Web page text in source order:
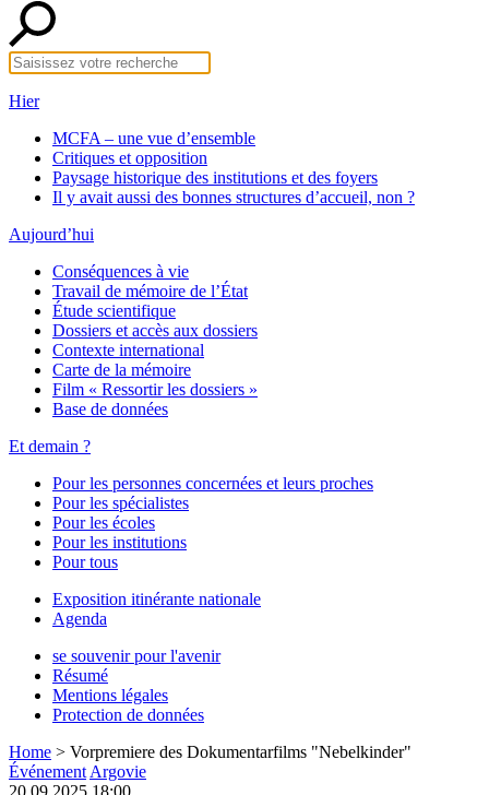
Hier
MCFA – une vue d’ensemble
Critiques et opposition
Paysage historique des institutions et des foyers
Il y avait aussi des bonnes structures d’accueil, non ?
Aujourd’hui
Conséquences à vie
Travail de mémoire de l’État
Étude scientifique
Dossiers et accès aux dossiers
Contexte international
Carte de la mémoire
Film « Ressortir les dossiers »
Base de données
Et demain ?
Pour les personnes concernées et leurs proches
Pour les spécialistes
Pour les écoles
Pour les institutions
Pour tous
Exposition itinérante nationale
Agenda
se souvenir pour l'avenir
Résumé
Mentions légales
Protection de données
Home > Vorpremiere des Dokumentarfilms "Nebelkinder"
Événement Argovie
20.09.2025 18:00